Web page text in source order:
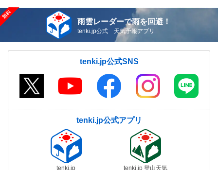
雨雲レーダーで雨を回避！
tenki.jp公式 天気予報アプリ
tenki.jp公式SNS
tenki.jp公式アプリ
tenki.jp tenki.jp 登山天気